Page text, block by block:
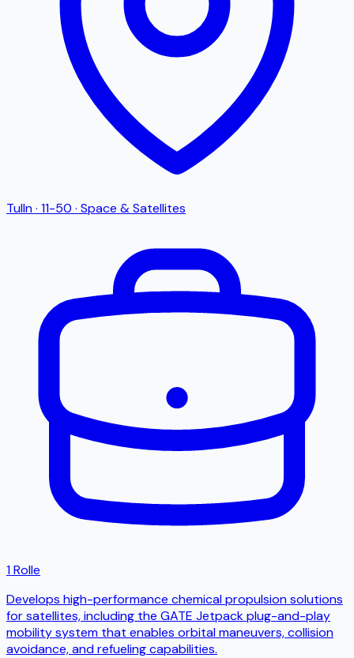
Tulln· 11-50 · Space & Satellites
1 Rolle
Develops high-performance chemical propulsion solutions
for satellites, including the GATE Jetpack plug-and-play
mobility system that enables orbital maneuvers, collision
avoidance, and refueling capabilities.